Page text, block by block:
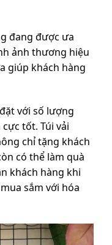
đang được ưa
ảnh thương hiệu
giúp khách hàng
với số lượng
tốt. Túi vải
chỉ tặng khách
có thể làm quà
khách hàng khi
sắm với hóa